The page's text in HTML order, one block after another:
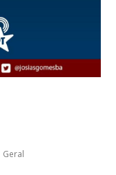
Geral